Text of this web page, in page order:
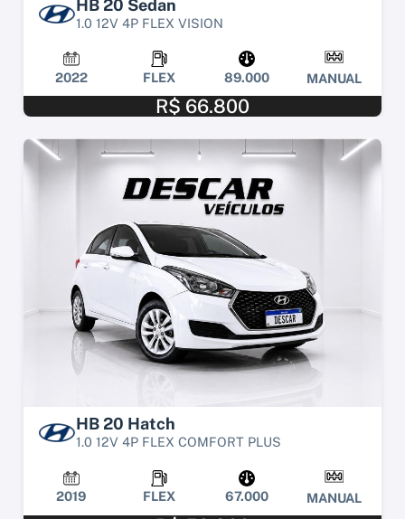
HB 20 Sedan
1.0 12V 4P FLEX VISION
2022 FLEX 89.000 MANUAL
R$ 66.800
HB 20 Hatch
1.0 12V 4P FLEX COMFORT PLUS
2019 FLEX 67.000 MANUAL